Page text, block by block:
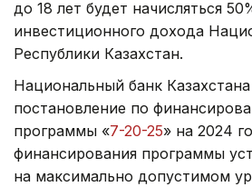
до 18 лет будет начисляться
инвестиционного дохода
Республики Казахстан.
Национальный банк
постановление по
программы «7-20-25» на 2024
финансирования программы
на максимально допустимом